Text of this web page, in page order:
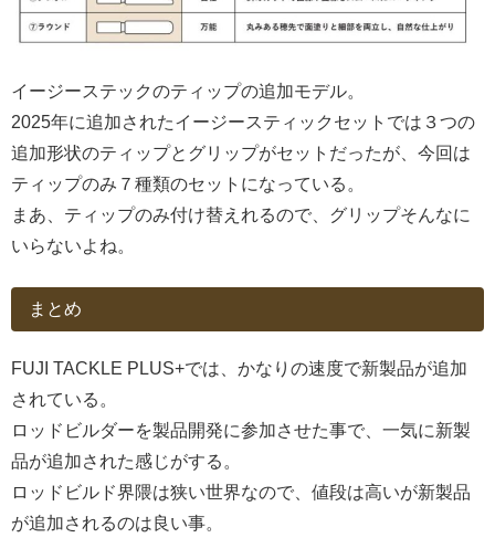
イージーステックのティップの追加モデル。
2025年に追加されたイージースティックセットでは３つの
追加形状のティップとグリップがセットだったが、今回は
ティップのみ７種類のセットになっている。
まあ、ティップのみ付け替えれるので、グリップそんなに
いらないよね。
まとめ
FUJI TACKLE PLUS+では、かなりの速度で新製品が追加
されている。
ロッドビルダーを製品開発に参加させた事で、一気に新製
品が追加された感じがする。
ロッドビルド界隈は狭い世界なので、値段は高いが新製品
が追加されるのは良い事。